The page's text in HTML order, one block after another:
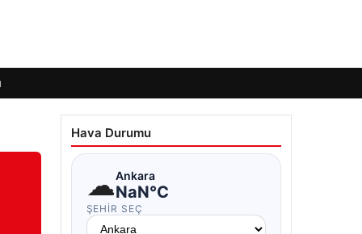
Hava Durumu
☁Ankara
NaN°C
ŞEHIR SEÇ